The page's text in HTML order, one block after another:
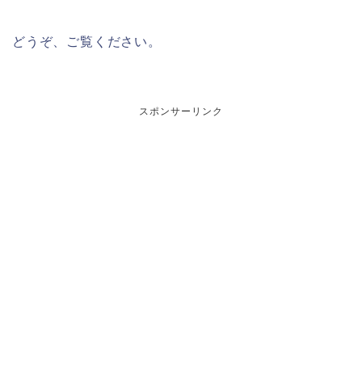
どうぞ、ご覧ください。
スポンサーリンク